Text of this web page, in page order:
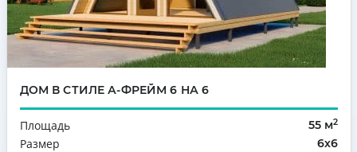
ДОМ В СТИЛЕ А-ФРЕЙМ 6 НА 6
Площадь 55 м2
Размер 6х6